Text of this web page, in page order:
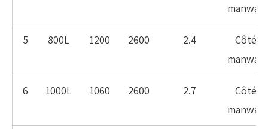
manway
5 800L 1200 2600 2.4
Côté
manway
6 1000L 1060 2600 2.7
Côté
manway